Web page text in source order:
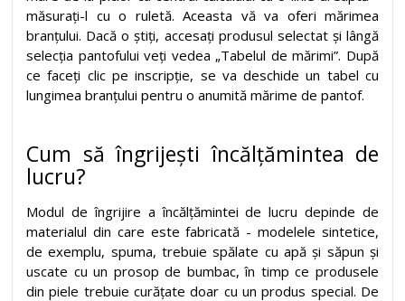
măsurați-l cu o ruletă. Aceasta vă va oferi mărimea
branțului. Dacă o știți, accesați produsul selectat și lângă
selecția pantofului veți vedea „Tabelul de mărimi”. După
ce faceți clic pe inscripție, se va deschide un tabel cu
lungimea branțului pentru o anumită mărime de pantof.
Cum să îngrijești încălțămintea de
lucru?
Modul de îngrijire a încălțămintei de lucru depinde de
materialul din care este fabricată - modelele sintetice,
de exemplu, spuma, trebuie spălate cu apă și săpun și
uscate cu un prosop de bumbac, în timp ce produsele
din piele trebuie curățate doar cu un produs special. De